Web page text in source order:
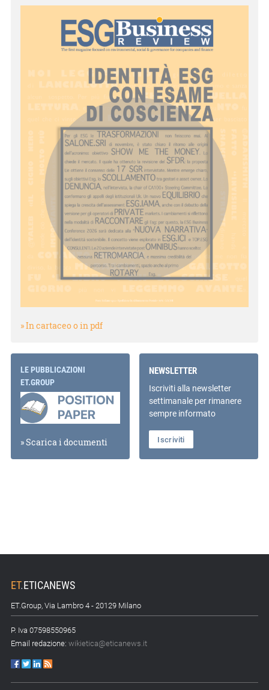
» In cartaceo o in pdf
LE PUBBLICAZIONI
ET.GROUP
» Scarica i documenti
NEWSLETTER
Iscriviti alla newsletter
settimanale per rimanere
sempre informato
Iscriviti
ET.ETICANEWS
ET.Group, Via Lambro 4 - 20129 Milano
P. Iva 07598550965
Email redazione: wikietica@eticanews.it